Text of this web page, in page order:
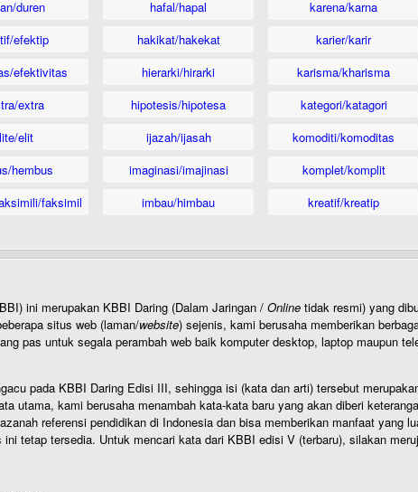
duren
efektip
efektivitas
extra
elit
hembus
faksimil
hafal/hapal
hakikat/hakekat
hierarki/hirarki
hipotesis/hipotesa
ijazah/ijasah
imaginasi/imajinasi
imbau/himbau
karena/karna
karier/karir
karisma/kharisma
kategori/katagori
komoditi/komoditas
komplet/komplit
kreatif/kreatip
ini merupakan KBBI Daring (Dalam Jaringan / Online tidak resmi) yang
situs web (laman/website) sejenis, kami berusaha memberikan
pas untuk segala perambah web baik komputer desktop, laptop maupun
pada KBBI Daring Edisi III, sehingga isi (kata dan arti) tersebut
utama, kami berusaha menambah kata-kata baru yang akan diberi
referensi pendidikan di Indonesia dan bisa memberikan manfaat yang
tetap tersedia. Untuk mencari kata dari KBBI edisi V (terbaru), silakan